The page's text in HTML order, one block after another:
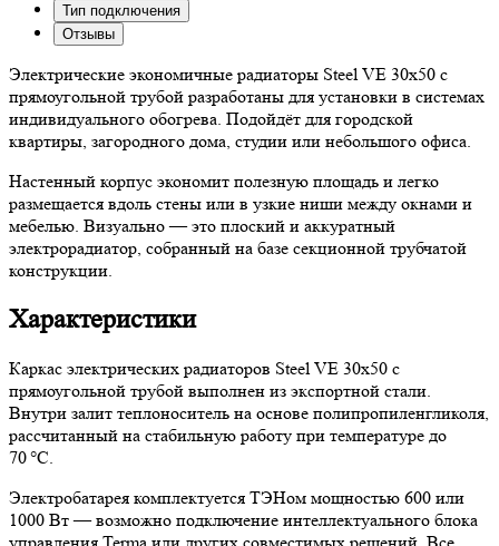
Тип подключения
Отзывы
Электрические экономичные радиаторы Steel VE 30х50 с
прямоугольной трубой разработаны для установки в системах
индивидуального обогрева. Подойдёт для городской
квартиры, загородного дома, студии или небольшого офиса.
Настенный корпус экономит полезную площадь и легко
размещается вдоль стены или в узкие ниши между окнами и
мебелью. Визуально — это плоский и аккуратный
электрорадиатор, собранный на базе секционной трубчатой
конструкции.
Характеристики
Каркас электрических радиаторов Steel VE 30х50 с
прямоугольной трубой выполнен из экспортной стали.
Внутри залит теплоноситель на основе полипропиленгликоля,
рассчитанный на стабильную работу при температуре до
70 °C.
Электробатарея комплектуется ТЭНом мощностью 600 или
1000 Вт — возможно подключение интеллектуального блока
управления Terma или других совместимых решений. Все